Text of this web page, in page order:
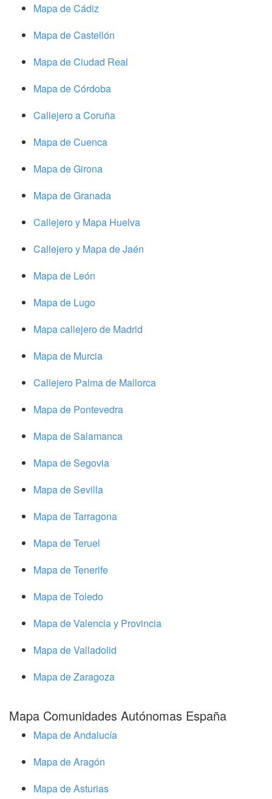
Mapa de Cádiz
Mapa de Castellón
Mapa de Ciudad Real
Mapa de Córdoba
Callejero a Coruña
Mapa de Cuenca
Mapa de Girona
Mapa de Granada
Callejero y Mapa Huelva
Callejero y Mapa de Jaén
Mapa de León
Mapa de Lugo
Mapa callejero de Madrid
Mapa de Murcia
Callejero Palma de Mallorca
Mapa de Pontevedra
Mapa de Salamanca
Mapa de Segovia
Mapa de Sevilla
Mapa de Tarragona
Mapa de Teruel
Mapa de Tenerife
Mapa de Toledo
Mapa de Valencia y Provincia
Mapa de Valladolid
Mapa de Zaragoza
Mapa Comunidades Autónomas España
Mapa de Andalucía
Mapa de Aragón
Mapa de Asturias